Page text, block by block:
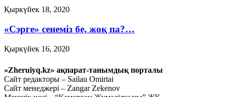
Қыркүйек 18, 2020
«Сэрге» сенеміз бе, жоқ па?…
Қыркүйек 16, 2020
Ауыл шаруашылығын
дамытпай, бәсекеге қабілетті
экономика құру мүмкін емес
«Zheruiyq.kz» ақпарат-танымдық порталы
Сайт редакторы – Sailau Omirtai
Сайт менеджері – Zangar Zekenov